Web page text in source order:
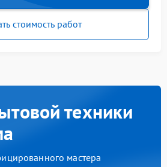
стоимость работ
техники
мастера